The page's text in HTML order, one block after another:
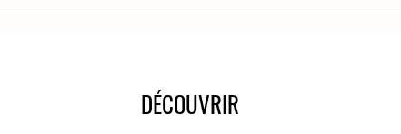
DÉCOUVRIR